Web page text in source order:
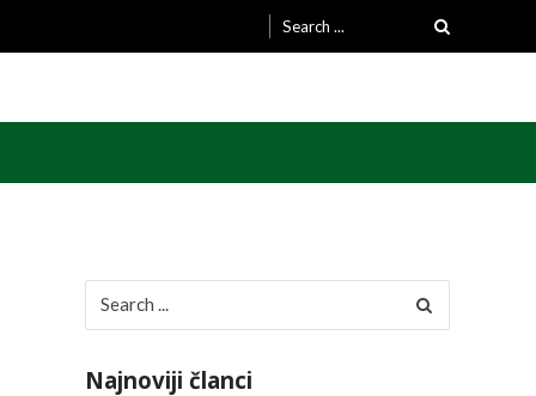
Search
for:
for:
Najnoviji članci